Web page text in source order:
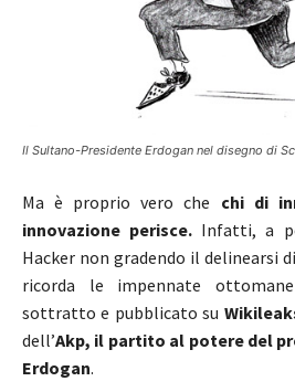
Il Sultano-Presidente Erdogan nel disegno di
Ma è proprio vero che chi di
innovazione perisce. Infatti, a
Hacker non gradendo il delinearsi
ricorda le impennate
sottratto e pubblicato su
dell’Akp, il partito al potere del
Erdogan.